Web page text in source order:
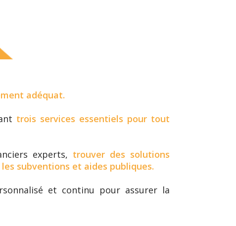
adéquat.
trois services essentiels pour tout
experts, trouver des solutions
subventions et aides publiques.
et continu pour assurer la